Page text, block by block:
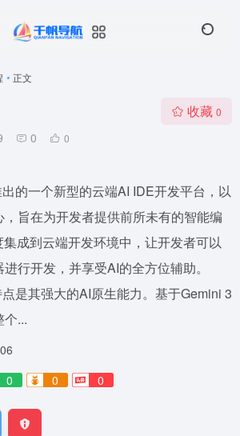
• 正文
0 0
收藏 0
的一个新型的云端AI IDE开发平台，以
旨在为开发者提供前所未有的智能编
成到云端开发环境中，让开发者可以
行开发，并享受AI的全方位辅助。
是其强大的AI原生能力。基于Gemini 3
...
0 0 0